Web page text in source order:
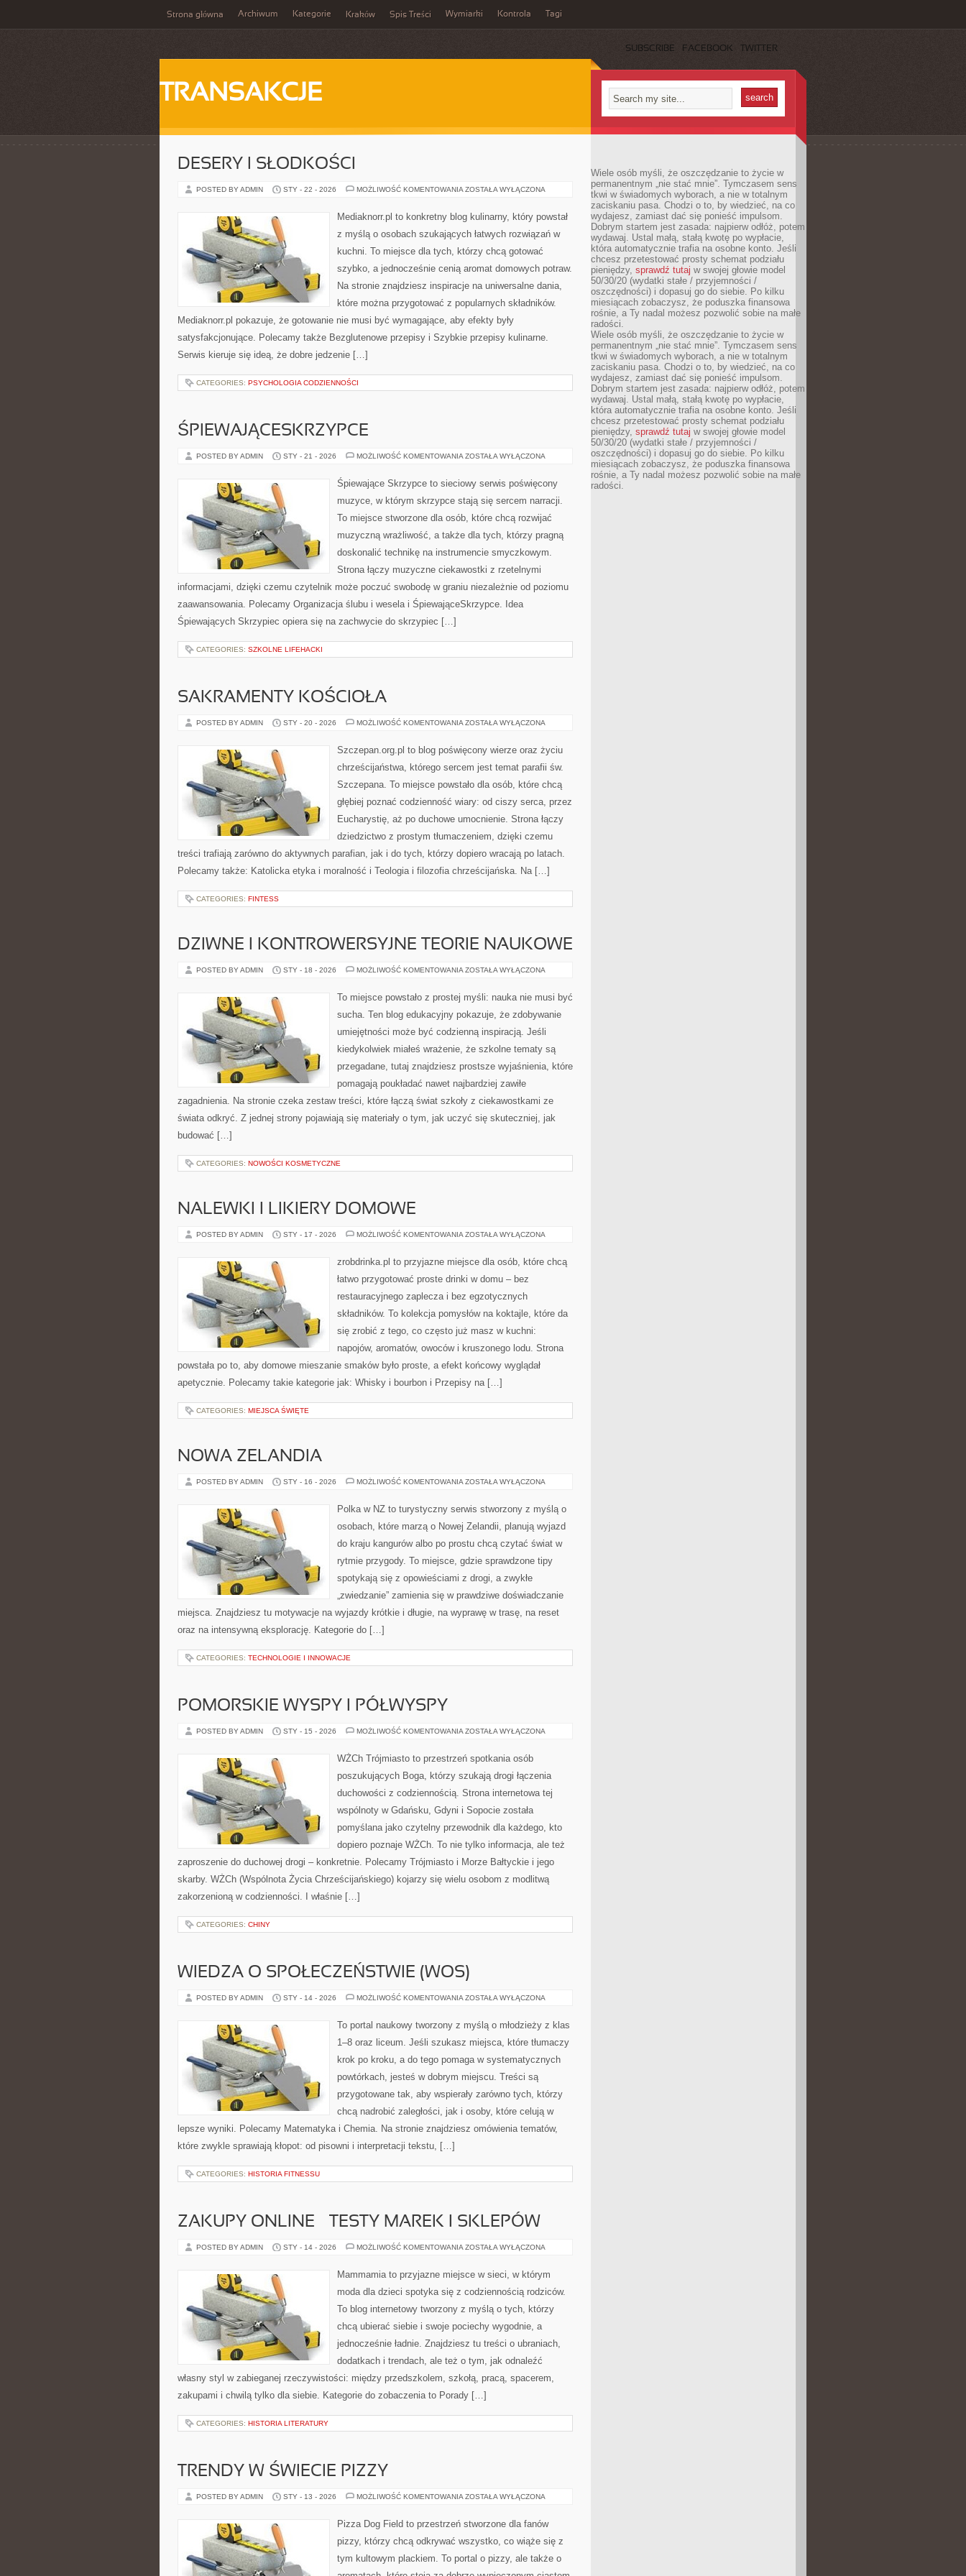
Strona główna Archiwum Kategorie Kraków Spis Treści Wymiarki Kontrola Tagi
SUBSCRIBE FACEBOOK TWITTER
TRANSAKCJE
DESERY I SŁODKOŚCI
POSTED BY ADMIN STY - 22 - 2026 MOŻLIWOŚĆ KOMENTOWANIA DESERY
ZOSTAŁA WYŁĄCZONA
Mediaknorr.pl to konkretny blog kulinarny, który powstał
z myślą o osobach szukających łatwych rozwiązań w
kuchni. To miejsce dla tych, którzy chcą gotować
szybko, a jednocześnie cenią aromat domowych potraw.
Na stronie znajdziesz inspiracje na uniwersalne dania,
które można przygotować z popularnych składników.
Mediaknorr.pl pokazuje, że gotowanie nie musi być wymagające, aby efekty były
satysfakcjonujące. Polecamy także Bezglutenowe przepisy i Szybkie przepisy kulinarne.
Serwis kieruje się ideą, że dobre jedzenie […]
CATEGORIES: PSYCHOLOGIA CODZIENNOŚCI
ŚPIEWAJĄCESKRZYPCE
POSTED BY ADMIN STY - 21 - 2026 MOŻLIWOŚĆ KOMENTOWANIA ŚPIEWAJĄCESKRZYPCE
ZOSTAŁA WYŁĄCZONA
Śpiewające Skrzypce to sieciowy serwis poświęcony
muzyce, w którym skrzypce stają się sercem narracji.
To miejsce stworzone dla osób, które chcą rozwijać
muzyczną wrażliwość, a także dla tych, którzy pragną
doskonalić technikę na instrumencie smyczkowym.
Strona łączy muzyczne ciekawostki z rzetelnymi
informacjami, dzięki czemu czytelnik może poczuć swobodę w graniu niezależnie od poziomu
zaawansowania. Polecamy Organizacja ślubu i wesela i ŚpiewająceSkrzypce. Idea
Śpiewających Skrzypiec opiera się na zachwycie do skrzypiec […]
CATEGORIES: SZKOLNE LIFEHACKI
SAKRAMENTY KOŚCIOŁA
POSTED BY ADMIN STY - 20 - 2026 MOŻLIWOŚĆ KOMENTOWANIA SAKRAMENTY
ZOSTAŁA WYŁĄCZONA
Szczepan.org.pl to blog poświęcony wierze oraz życiu
chrześcijaństwa, którego sercem jest temat parafii św.
Szczepana. To miejsce powstało dla osób, które chcą
głębiej poznać codzienność wiary: od ciszy serca, przez
Eucharystię, aż po duchowe umocnienie. Strona łączy
dziedzictwo z prostym tłumaczeniem, dzięki czemu
treści trafiają zarówno do aktywnych parafian, jak i do tych, którzy dopiero wracają po latach.
Polecamy także: Katolicka etyka i moralność i Teologia i filozofia chrześcijańska. Na […]
CATEGORIES: FINTESS
DZIWNE I KONTROWERSYJNE TEORIE NAUKOWE
POSTED BY ADMIN STY - 18 - 2026 MOŻLIWOŚĆ KOMENTOWANIA DZIWNE
TEORIE
NAUKOWE
ZOSTAŁA WYŁĄCZONA
To miejsce powstało z prostej myśli: nauka nie musi być
sucha. Ten blog edukacyjny pokazuje, że zdobywanie
umiejętności może być codzienną inspiracją. Jeśli
kiedykolwiek miałeś wrażenie, że szkolne tematy są
przegadane, tutaj znajdziesz prostsze wyjaśnienia, które
pomagają poukładać nawet najbardziej zawiłe
zagadnienia. Na stronie czeka zestaw treści, które łączą świat szkoły z ciekawostkami ze
świata odkryć. Z jednej strony pojawiają się materiały o tym, jak uczyć się skuteczniej, jak
budować […]
CATEGORIES: NOWOŚCI KOSMETYCZNE
NALEWKI I LIKIERY DOMOWE
POSTED BY ADMIN STY - 17 - 2026 MOŻLIWOŚĆ KOMENTOWANIA NALEWKI
DOMOWE
ZOSTAŁA WYŁĄCZONA
zrobdrinka.pl to przyjazne miejsce dla osób, które chcą
łatwo przygotować proste drinki w domu – bez
restauracyjnego zaplecza i bez egzotycznych
składników. To kolekcja pomysłów na koktajle, które da
się zrobić z tego, co często już masz w kuchni:
napojów, aromatów, owoców i kruszonego lodu. Strona
powstała po to, aby domowe mieszanie smaków było proste, a efekt końcowy wyglądał
apetycznie. Polecamy takie kategorie jak: Whisky i bourbon i Przepisy na […]
CATEGORIES: MIEJSCA ŚWIĘTE
NOWA ZELANDIA
POSTED BY ADMIN STY - 16 - 2026 MOŻLIWOŚĆ KOMENTOWANIA NOWA
ZOSTAŁA WYŁĄCZONA
Polka w NZ to turystyczny serwis stworzony z myślą o
osobach, które marzą o Nowej Zelandii, planują wyjazd
do kraju kangurów albo po prostu chcą czytać świat w
rytmie przygody. To miejsce, gdzie sprawdzone tipy
spotykają się z opowieściami z drogi, a zwykłe
„zwiedzanie” zamienia się w prawdziwe doświadczanie
miejsca. Znajdziesz tu motywacje na wyjazdy krótkie i długie, na wyprawę w trasę, na reset
oraz na intensywną eksplorację. Kategorie do […]
CATEGORIES: TECHNOLOGIE I INNOWACJE
POMORSKIE WYSPY I PÓŁWYSPY
POSTED BY ADMIN STY - 15 - 2026 MOŻLIWOŚĆ KOMENTOWANIA POMORSKIE
PÓŁWYSPY
ZOSTAŁA WYŁĄCZONA
WŻCh Trójmiasto to przestrzeń spotkania osób
poszukujących Boga, którzy szukają drogi łączenia
duchowości z codziennością. Strona internetowa tej
wspólnoty w Gdańsku, Gdyni i Sopocie została
pomyślana jako czytelny przewodnik dla każdego, kto
dopiero poznaje WŻCh. To nie tylko informacja, ale też
zaproszenie do duchowej drogi – konkretnie. Polecamy Trójmiasto i Morze Bałtyckie i jego
skarby. WŻCh (Wspólnota Życia Chrześcijańskiego) kojarzy się wielu osobom z modlitwą
zakorzenioną w codzienności. I właśnie […]
CATEGORIES: CHINY
WIEDZA O SPOŁECZEŃSTWIE (WOS)
POSTED BY ADMIN STY - 14 - 2026 MOŻLIWOŚĆ KOMENTOWANIA WIEDZA
(WOS)
ZOSTAŁA WYŁĄCZONA
To portal naukowy tworzony z myślą o młodzieży z klas
1–8 oraz liceum. Jeśli szukasz miejsca, które tłumaczy
krok po kroku, a do tego pomaga w systematycznych
powtórkach, jesteś w dobrym miejscu. Treści są
przygotowane tak, aby wspierały zarówno tych, którzy
chcą nadrobić zaległości, jak i osoby, które celują w
lepsze wyniki. Polecamy Matematyka i Chemia. Na stronie znajdziesz omówienia tematów,
które zwykle sprawiają kłopot: od pisowni i interpretacji tekstu, […]
CATEGORIES: HISTORIA FITNESSU
ZAKUPY ONLINE – TESTY MAREK I SKLEPÓW
POSTED BY ADMIN STY - 14 - 2026 MOŻLIWOŚĆ KOMENTOWANIA ZAKUPY
MAREK
SKLEPÓW
ZOSTAŁA WYŁĄCZONA
Mammamia to przyjazne miejsce w sieci, w którym
moda dla dzieci spotyka się z codziennością rodziców.
To blog internetowy tworzony z myślą o tych, którzy
chcą ubierać siebie i swoje pociechy wygodnie, a
jednocześnie ładnie. Znajdziesz tu treści o ubraniach,
dodatkach i trendach, ale też o tym, jak odnaleźć
własny styl w zabieganej rzeczywistości: między przedszkolem, szkołą, pracą, spacerem,
zakupami i chwilą tylko dla siebie. Kategorie do zobaczenia to Porady […]
CATEGORIES: HISTORIA LITERATURY
TRENDY W ŚWIECIE PIZZY
POSTED BY ADMIN STY - 13 - 2026 MOŻLIWOŚĆ KOMENTOWANIA TRENDY
PIZZY
ZOSTAŁA WYŁĄCZONA
Pizza Dog Field to przestrzeń stworzone dla fanów
pizzy, którzy chcą odkrywać wszystko, co wiąże się z
tym kultowym plackiem. To portal o pizzy, ale także o
Wiele osób myśli, że oszczędzanie to życie w
permanentnym „nie stać mnie”. Tymczasem sens
tkwi w świadomych wyborach, a nie w totalnym
zaciskaniu pasa. Chodzi o to, by wiedzieć, na co
wydajesz, zamiast dać się ponieść impulsom.
Dobrym startem jest zasada: najpierw odłóż, potem
wydawaj. Ustal małą, stałą kwotę po wypłacie,
która automatycznie trafia na osobne konto. Jeśli
chcesz przetestować prosty schemat podziału
pieniędzy, sprawdź tutaj w swojej głowie model
50/30/20 (wydatki stałe / przyjemności /
oszczędności) i dopasuj go do siebie. Po kilku
miesiącach zobaczysz, że poduszka finansowa
rośnie, a Ty nadal możesz pozwolić sobie na małe
radości.
Wiele osób myśli, że oszczędzanie to życie w
permanentnym „nie stać mnie”. Tymczasem sens
tkwi w świadomych wyborach, a nie w totalnym
zaciskaniu pasa. Chodzi o to, by wiedzieć, na co
wydajesz, zamiast dać się ponieść impulsom.
Dobrym startem jest zasada: najpierw odłóż, potem
wydawaj. Ustal małą, stałą kwotę po wypłacie,
która automatycznie trafia na osobne konto. Jeśli
chcesz przetestować prosty schemat podziału
pieniędzy, sprawdź tutaj w swojej głowie model
50/30/20 (wydatki stałe / przyjemności /
oszczędności) i dopasuj go do siebie. Po kilku
miesiącach zobaczysz, że poduszka finansowa
rośnie, a Ty nadal możesz pozwolić sobie na małe
radości.